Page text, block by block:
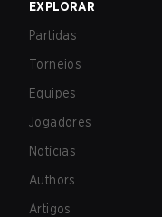
EXPLORAR
Partidas
Torneios
Equipes
Jogadores
Notícias
Authors
Artigos